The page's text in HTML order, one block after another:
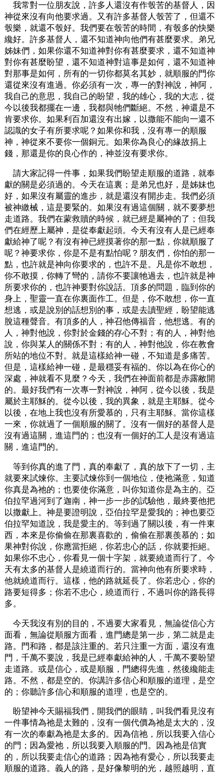
我常對一位朋友說，許多人還沒有作彀苦的基督人，因
神從來沒有向他要求過。又有許多基督人彀苦了，但還不
彀樂，就還不彀好。我們要在彀苦的時間，有彀多的快樂
纔好。許多基督人，還不知道神向他們有甚麼要求。弟兄
姊妹們，如果你還不知道神對你有甚麼要求，還不知道神
對你有甚麼盼望，還不知道神對這事是如何，還不知道神
對那事是如何，所有的一切你都莫名其妙，就順服的門你
還從來沒有進過。你必須有一次，專一的對神說，神阿，
我自己的意思，我自己的盼望，我的雄心，我的大志，從
今以後我都擺在一邊，我都與牠們斷絕。不然，神還是不
肯要求你。如果利百加還沒有出嫁，以撒能不能向一還不
認識的女子有所要求呢？如果你和我，沒有專一的順服
神，神從來不要你一個銅元。如果你為良心的緣故捐上
錢，那還是你的良心作的，神並沒有要求你。
請大家記得一件事，如果我們盼望走順服的道路，就奉
獻的關是必須過的。今天在這裏；是弟兄也好，是姊妹也
好，如果沒有屬靈的進步，就是還沒有開步走。我們必須
被神繳械，這是要緊的。如果沒有過這個關，就不要夢想
走道路。我們在蒙救贖的時候，就已經是屬神的了；但我
們在經歷上屬神，是從奉獻起頭。今天有沒有人是已經奉
獻給神了呢？有沒有神已經摸著你的那一點，你就順服了
呢？神要求你，你是不是有點怕呢？朋友們，你怕的那一
點，也許就是神向你要求的，也許不是。凡是你不敢想，
你不敢摸，你轉了彎的，請你不要讓牠過去，也許就是神
所要求你的，也許神要對你說話。頂多的問題，臨到你的
身上，聖靈一直在你裏面作工。但是，你不敢想，你一直
想逃，或是說別的話想別的事，或是去讀聖經，盼望能逃
脫這種聲音。有頂多的人，神召他傳福音，他想逃。有的
人，神對他說，你對於金錢的存心不對；有的人，神對他
說，你與某人的關係不對；有的人，神對他說，你在教會
所站的地位不對。就是這樣給神一碰，不知道是多痛苦。
但是，這樣給神一碰，是最穩妥有福的。你以為在你心的
深處，神就看不見麼？今天，我們在神面前都是赤露敝開
的。最好我們有一次專一對神說，神阿，從今以後，我是
屬於主耶穌的。從今以後，我的異象，就是主耶穌。從今
以後，在地上我也沒有所愛慕的，只有主耶穌。當你這樣
一來，你就過了一個順服的關了。沒有一個好的基督人是
沒有過這關，進這門的；也沒有一個好的工人是沒有過這
關，進這門的。
等到你真的進了門，真的奉獻了，真的放下了一切，主
就要來試煉你。主要試煉你到一個地位，使祂滿意，知道
你真是為祂的；也要使你滿意，叫你知道你是為主的。亞
伯拉罕過河到了迦南，神一步一步的試驗他，最終要他把
以撒獻上。神是要證明說，亞伯拉罕是愛我的；神也要亞
伯拉罕知道說，我是愛主的。等到過了關以後，有一件東
西，本來是你偷偷在那裏喜歡的，偷偷在那裏羨慕的；如
果神對你說，你應當拒絕，你若忠心的話，你就要拒絕。
如果你不忠心，你看見一個十字架，就要繞道而行了。今
天有太多的基督人是繞道而行的。當神向他有所要求時，
他就繞道而行。這樣，他的路就延長了。你若忠心，你的
路要短得多；你若不忠心，繞道而行，不過叫你的路長得
多。
今天我沒有別的目的，不過要大家看見，無論從信心方
面看，無論從順服方面看，進門總是第一步，第二就是走
路。門和路，都是該注重的。若只注重一方面，還沒有進
門，千萬不要說，我是已經奉獻給神的人，千萬不要盼望
走道路。或是信心，或是順服，門總得先進，然後纔能走
路。不然，都是空的。你講許多信心和順服的道理，是空
的；你聽許多信心和順服的道理，也是空的。
盼望神今天賜福我們，開我們的眼睛，叫我們看見沒有
一件事情為祂是太難的，沒有一個代價為祂是太大的，沒
有一次的奉獻為祂是太多的。因為信祂，所以我要入信心
的門；因為愛祂，所以我要入順服的門。因為祂是信實
的，所以我要走信心的道路；因為祂有愛心，所以我要走
順服的道路。義人的路，是好像黎明的光，越照越明，直